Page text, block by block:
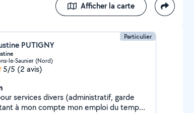
Afficher la carte
Particulier
PUTIGNY
le-Saunier (Nord)
5/5 (2 avis)
services divers (administratif, garde
à mon compte mon emploi du temps